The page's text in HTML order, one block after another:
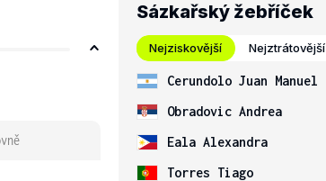
Sázkařský žebříček
Nejziskovější Nejztrátovější
Cerundolo Juan Manuel
Obradovic Andrea
Eala Alexandra
Torres Tiago